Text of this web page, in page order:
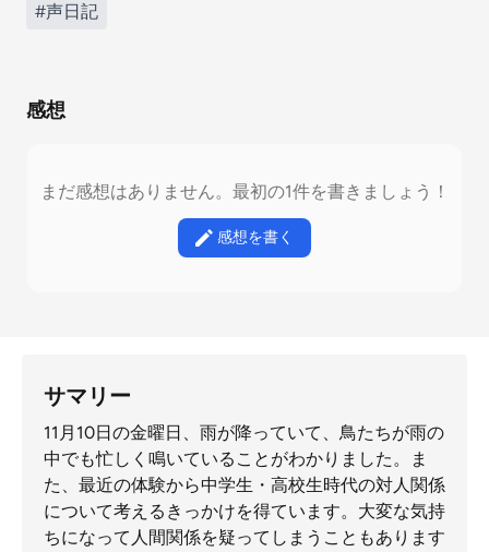
#声日記
感想
まだ感想はありません。最初の1件を書きましょう！
感想を書く
サマリー
11月10日の金曜日、雨が降っていて、鳥たちが雨の
中でも忙しく鳴いていることがわかりました。ま
た、最近の体験から中学生・高校生時代の対人関係
について考えるきっかけを得ています。大変な気持
ちになって人間関係を疑ってしまうこともあります